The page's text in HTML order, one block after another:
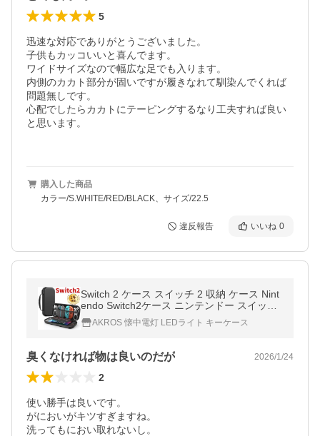
5
迅速な対応でありがとうございました。
子供もカッコいいと喜んでます。
ワイドサイズなので幅広な足でも入ります。
内側のカカト部分が固いですが履きなれて馴染んでくれば
問題無しです。
心配でしたらカカトにテーピングするなり工夫すれば良い
と思います。
購入した商品
カラー/S.WHITE/RED/BLACK、サイズ/22.5
違反報告 いいね 0
Switch 2 ケース スイッチ 2 収納 ケース Nint
endo Switch2ケース ニンテンドー スイッチ
2ケース 任天堂 キャリングケース カバー ソ
フトケース カードケース
AKROS 懐中電灯 LEDライト キーケース
臭くなければ物は良いのだが 2026/1/24
2
使い勝手は良いです。
がにおいがキツすぎますね。
洗ってもにおい取れないし。